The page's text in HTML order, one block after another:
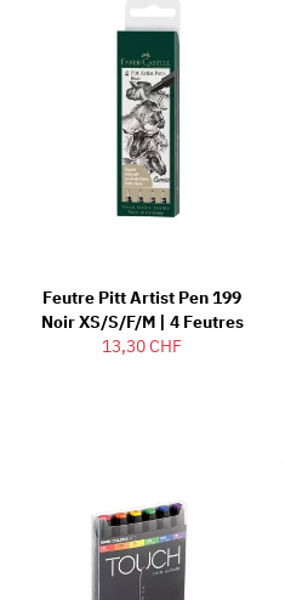
Feutre Pitt Artist Pen 199
Noir XS/S/F/M | 4 Feutres
13,30 CHF